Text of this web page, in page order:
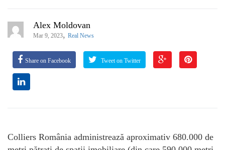
Alex Moldovan
Mar 9, 2023, Real News
Share on Facebook Tweet on Twitter
Colliers România administrează aproximativ 680.000 de